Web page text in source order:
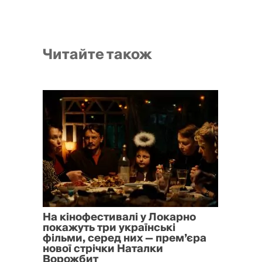
Читайте також
На кінофестивалі у Локарно
покажуть три українські
фільми, серед них — прем’єра
нової стрічки Наталки